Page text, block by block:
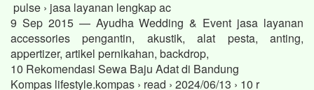
pulse › jasa layanan lengkap ac
9 Sep 2015 — Ayudha Wedding & Event jasa layanan
accessories pengantin, akustik, alat pesta, anting,
appertizer, artikel pernikahan, backdrop,
10 Rekomendasi Sewa Baju Adat di Bandung
Kompas lifestyle.kompas › read › 2024/06/13 › 10 r